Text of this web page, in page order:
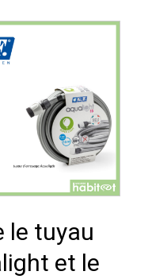
le tuyau
et le